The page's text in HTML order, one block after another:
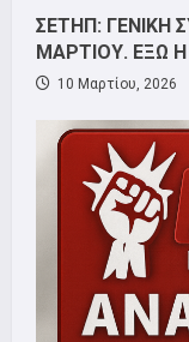
ΣΕΤΗΠ: ΓΕΝΙΚΗ
ΜΑΡΤΙΟΥ. ΕΞΩ
10 Μαρτίου, 2026